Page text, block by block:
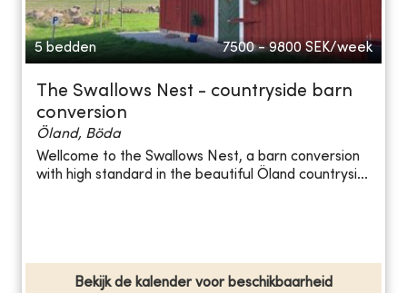
5 bedden 7500 - 9800 SEK/week
The Swallows Nest - countryside barn
conversion
Öland, Böda
Wellcome to the Swallows Nest, a barn conversion
with high standard in the beautiful Öland countrysi...
Bekijk de kalender voor beschikbaarheid